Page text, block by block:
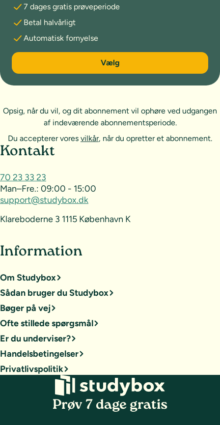
7 dages gratis prøveperiode
Betal halvårligt
Automatisk fornyelse
6 måneder
Vælg
Opsig, når du vil, og dit abonnement vil ophøre ved udgangen
af indeværende abonnementsperiode.
Du accepterer vores vilkår, når du opretter et abonnement.
Sideoversigt og kontakt
Kontakt
70 23 33 23
Man–Fre.: 09:00 - 15:00
support@studybox.dk
Klareboderne 3 1115 København K
Information
Om Studybox
Sådan bruger du Studybox
Bøger på vej
Ofte stillede spørgsmål
Er du underviser?
Handelsbetingelser
Privatlivspolitik
Prøv 7 dage gratis